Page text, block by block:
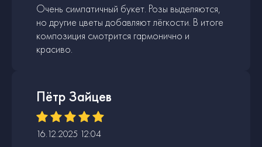
Очень симпатичный букет. Розы выделяются,
но другие цветы добавляют лёгкости. В итоге
композиция смотрится гармонично и
красиво.
Пётр Зайцев
16.12.2025 12:04